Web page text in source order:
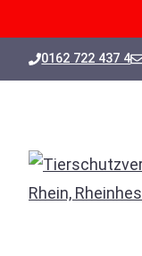
Inhalt
0162 722 437 4